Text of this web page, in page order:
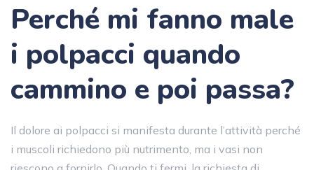
Perché mi fanno male
i polpacci quando
cammino e poi passa?
Il dolore ai polpacci si manifesta durante l’attività perché
i muscoli richiedono più nutrimento, ma i vasi non